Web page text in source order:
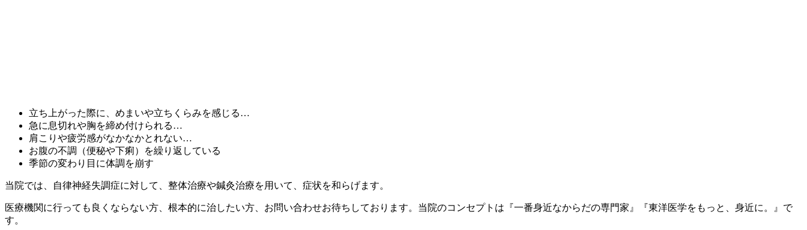
立ち上がった際に、めまいや立ちくらみを感じる…
急に息切れや胸を締め付けられる…
肩こりや疲労感がなかなかとれない…
お腹の不調（便秘や下痢）を繰り返している
季節の変わり目に体調を崩す
当院では、自律神経失調症に対して、整体治療や鍼灸治療を用いて、症状を和らげます。
医療機関に行っても良くならない方、根本的に治したい方、お問い合わせお待ちしております。当院のコンセプトは『一番身近なからだの専門家』『東洋医学をもっと、身近に。』で
す。